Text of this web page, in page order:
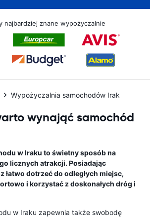
najbardziej znane wypożyczalnie
Wypożyczalnia samochodów Irak
wynająć samochód
w Iraku to świetny sposób na
licznych atrakcji. Posiadając
łatwo dotrzeć do odległych miejsc,
i korzystać z doskonałych dróg i
w Iraku zapewnia także swobodę